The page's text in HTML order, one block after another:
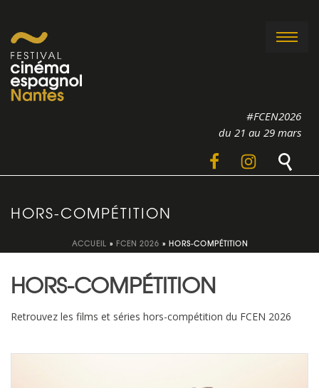
#FCEN2026
du 21 au 29 mars
HORS-COMPÉTITION
ACCUEIL » FCEN 2026 » HORS-COMPÉTITION
HORS-COMPÉTITION
Retrouvez les films et séries hors-compétition du FCEN 2026